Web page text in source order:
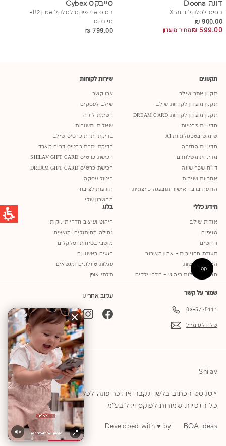
דונה Doona
בסיס לסלקל דונה X
900.00 ₪
599.00 ₪
599.00 ₪
מחיר מועדון
סייבקס Cybex
בסיס איזופיקס לסלקל אטון B2-
סייבקס
799.00 ₪
תקנונים
תקנון אתר שילב
תקנון מועדון לקוחות שילב
תקנון מועדון לקוחות DREAM CARD
מדיניות פרטיות
שימוש בטכנולוגיות AI
מדיניות החזרה
מדיניות משלוחים
דו"ח שכר שווה
אחריות ושירות
הודעה בדבר אישור תובענה כייצוגית
שירות לקוחות
צרו קשר
שילב לעסקים
רשימת לידה
שאלות ותשובות
בדיקת יתרת כרטיס שילב
בדיקת יתרת כרטיס דרים קארד
רכישת כרטיס SHILAV GIFT CARD
רכישת כרטיס DREAM GIFT CARD
ביטול עסקה
הודעות לציבור
החשבון שלי
מידע כללי
אודות שילב
סניפים
דרושים
תעודת מחוייבות - אמון הציבור
הצהרת נגישות
מחירון הובלות ריהוט – חדרי ילדים
בלוג
ריהוט ועיצוב חדרי תינוקות
גמילה מחיתולים ומוצצים
מושבי בטיחות וסלקלים
רגעים ראשונים
עגלות טיולונים ומנשאים
תלתי אופן
שמור על קשר
03-5775111
שלח לנו מייל
עקוב אחרינו
Facebook
Instagram
TikTok
YouTube
Shilav
*טקסט הכתוב בלשון נקבה או זכר פונה לכל המגדרים © 2026
כל הזכויות שמורות לפוקס ויזל בע"מ
Developed with ♥ by BOA Ideas
Top